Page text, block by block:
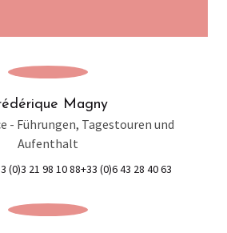
Magny
- Führungen, Tagestouren und
Aufenthalt
(0)3 21 98 10 88+33 (0)6 43 28 40 63